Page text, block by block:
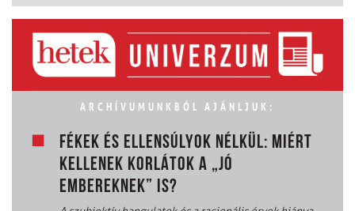
ARCHÍVUMUNKBÓL AJÁNLJUK:
FÉKEK ÉS ELLENSÚLYOK NÉLKÜL: MIÉRT
KELLENEK KORLÁTOK A „JÓ
EMBEREKNEK” IS?